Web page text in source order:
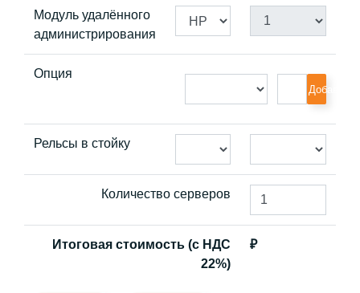
Модуль удалённого
администрирования
Опция
Добавить
Рельсы в стойку
Количество серверов
Итоговая стоимость (с НДС
22%)
₽